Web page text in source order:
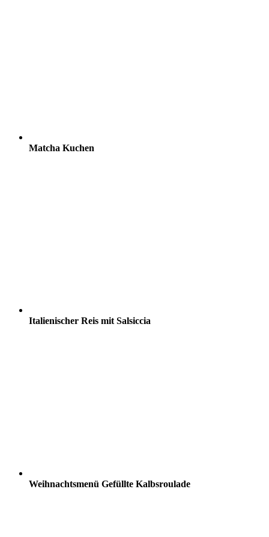
Matcha Kuchen
Italienischer Reis mit Salsiccia
Weihnachtsmenü Gefüllte Kalbsroulade